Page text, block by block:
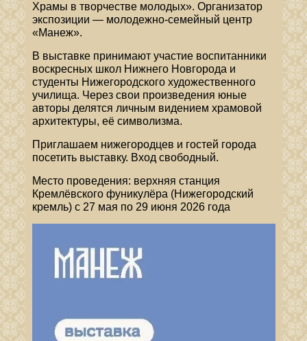
Храмы в творчестве молодых». Организатор
экспозиции — молодежно-семейный центр
«Манеж».
В выставке принимают участие воспитанники
воскресных школ Нижнего Новгорода и
студенты Нижегородского художественного
училища. Через свои произведения юные
авторы делятся личным видением храмовой
архитектуры, её символизма.
Приглашаем нижегородцев и гостей города
посетить выставку. Вход свободный.
Место проведения: верхняя станция
Кремлёвского фуникулёра (Нижегородский
кремль) с 27 мая по 29 июня 2026 года